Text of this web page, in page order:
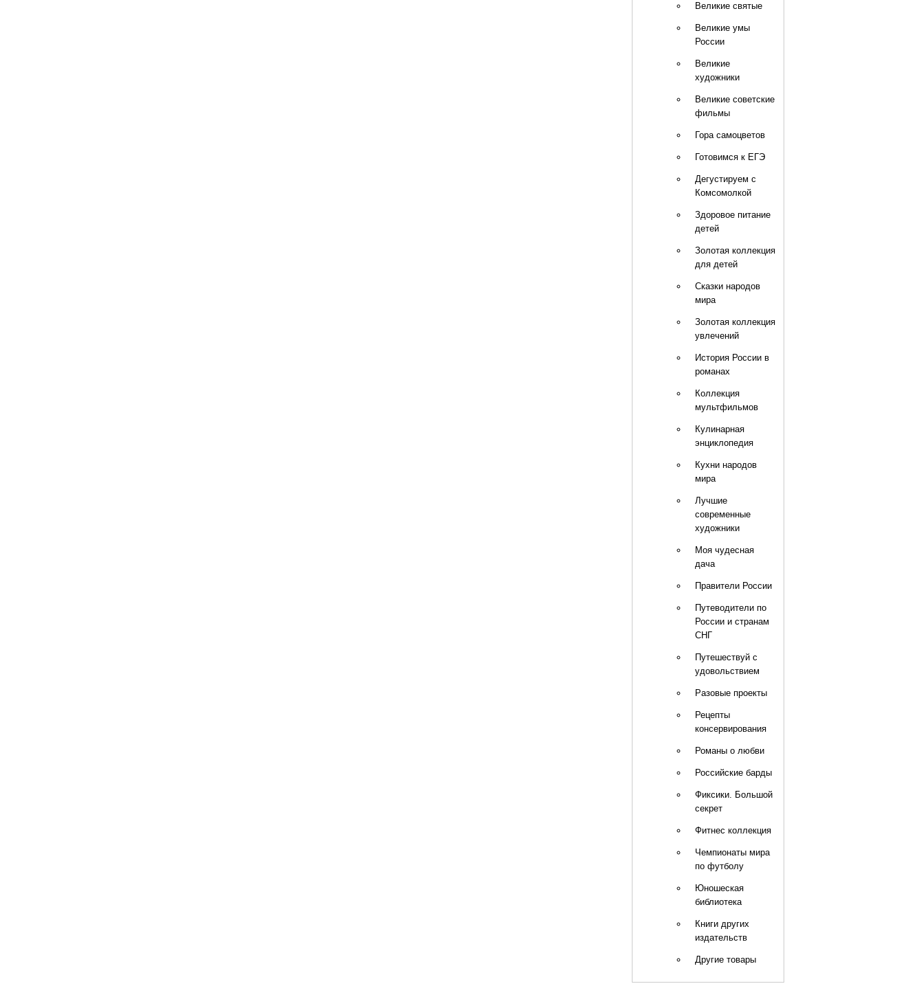
Великие святые
Великие умы
России
Великие
художники
Великие советские
фильмы
Гора самоцветов
Готовимся к ЕГЭ
Дегустируем с
Комсомолкой
Здоровое питание
детей
Золотая коллекция
для детей
Сказки народов
мира
Золотая коллекция
увлечений
История России в
романах
Коллекция
мультфильмов
Кулинарная
энциклопедия
Кухни народов
мира
Лучшие
современные
художники
Моя чудесная
дача
Правители России
Путеводители по
России и странам
СНГ
Путешествуй с
удовольствием
Разовые проекты
Рецепты
консервирования
Романы о любви
Российские барды
Фиксики. Большой
секрет
Фитнес коллекция
Чемпионаты мира
по футболу
Юношеская
библиотека
Книги других
издательств
Другие товары